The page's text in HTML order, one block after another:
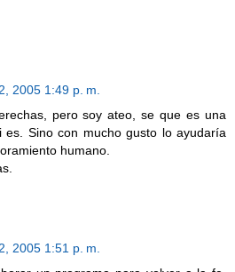
2005 1:49 p. m.
pero soy ateo, se que es una
es. Sino con mucho gusto lo ayudaría
humano.
2005 1:51 p. m.